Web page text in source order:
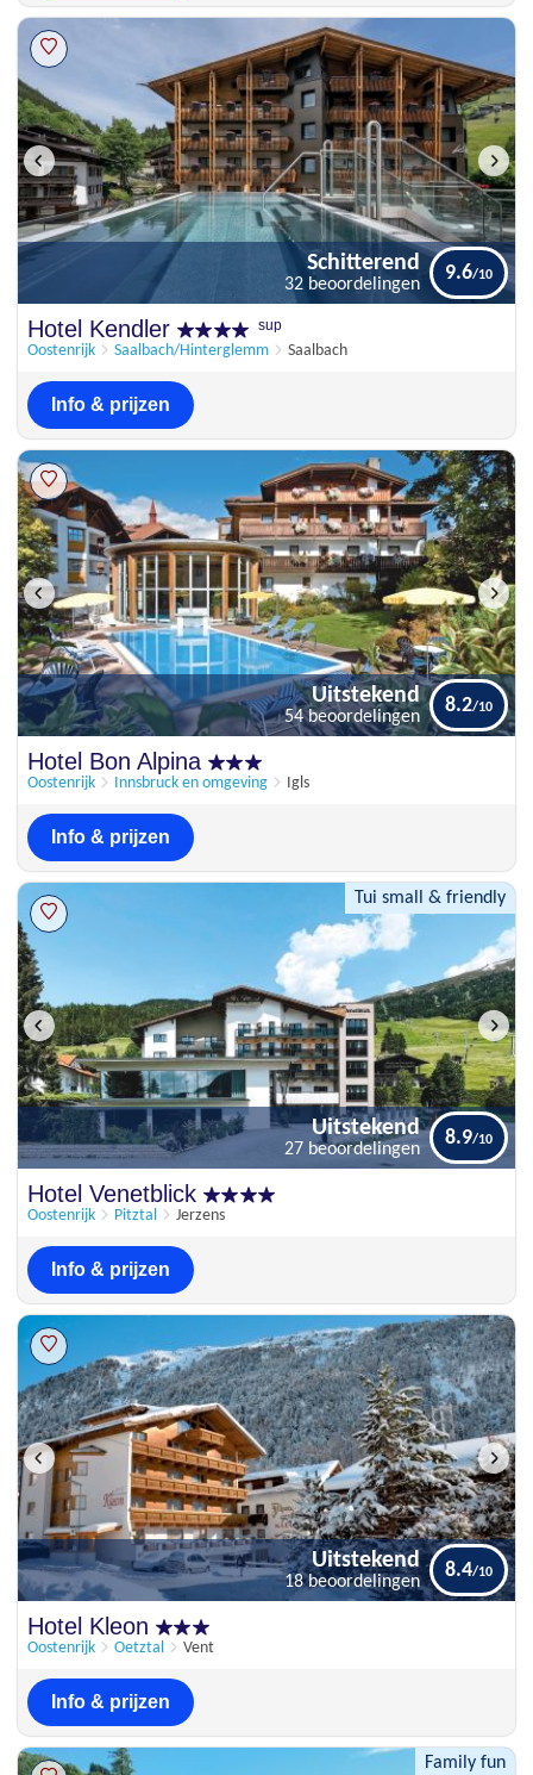
32 beoordelingen
Hotel Kendler sup
Oostenrijk Saalbach/Hinterglemm Saalbach
Schitterend
32 beoordelingen
9.6
Info & prijzen
54 beoordelingen
Hotel Bon Alpina
Oostenrijk Innsbruck en omgeving Igls
Uitstekend
54 beoordelingen
8.2
Info & prijzen
Tui small & friendly
Hotel Venetblick
Oostenrijk Pitztal Jerzens
Uitstekend
27 beoordelingen
8.9
Info & prijzen
Hotel Kleon
Oostenrijk Oetztal Vent
Uitstekend
18 beoordelingen
8.4
Info & prijzen
Family fun